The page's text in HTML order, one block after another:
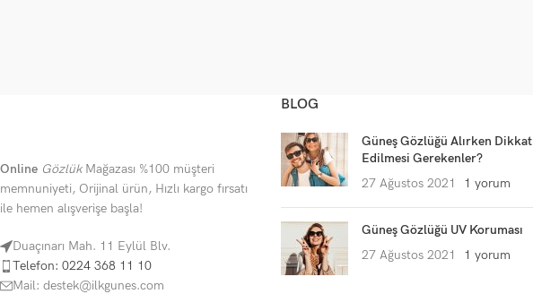
Online GözlükMağazası %100 müşteri
memnuniyeti, Orijinal ürün, Hızlı kargo fırsatı
ile hemen alışverişe başla!
Duaçınarı Mah. 11 Eylül Blv.
Telefon: 0224 368 11 10
Mail: destek@ilkgunes.com
BLOG
Güneş Gözlüğü Alırken Dikkat
Edilmesi Gerekenler?
27 Ağustos 2021
1 yorum
Güneş Gözlüğü UV Koruması
27 Ağustos 2021
1 yorum